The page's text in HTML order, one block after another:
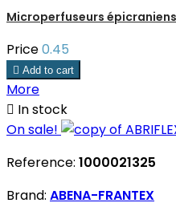
Microperfuseurs épicraniens
Price0.45
 Add to cart
More
 In stock
On sale!
Reference: 1000021325
Brand: ABENA-FRANTEX